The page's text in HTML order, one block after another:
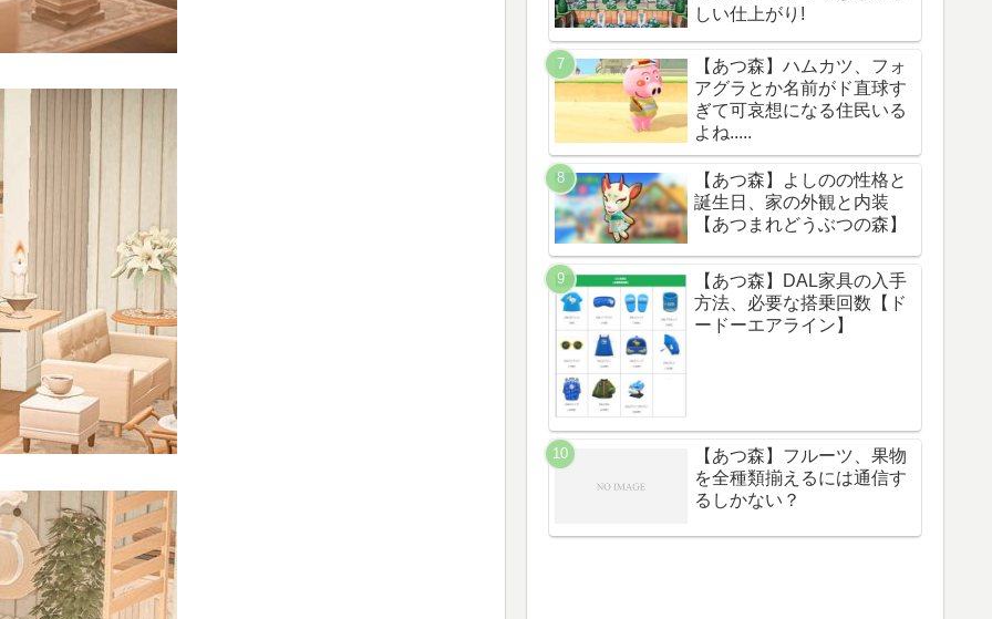
しい仕上がり!
【あつ森】ハムカツ、フォ
アグラとか名前がド直球す
ぎて可哀想になる住民いる
よね.....
【あつ森】よしのの性格と
誕生日、家の外観と内装
【あつまれどうぶつの森】
【あつ森】DAL家具の入手
方法、必要な搭乗回数【ド
ードーエアライン】
【あつ森】フルーツ、果物
を全種類揃えるには通信す
るしかない？